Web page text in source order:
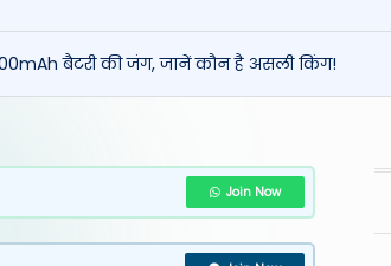
ic
k:
te
Around
बैटरी की जंग, जानें कौन है असली किंग!
Join Now